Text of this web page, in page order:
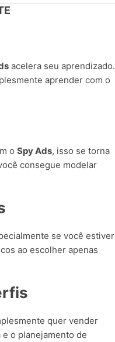
acelera seu aprendizado.
aprender com o
o Spy Ads, isso se torna
consegue modelar
se você estiver
ao escolher apenas
quer vender
o planejamento de